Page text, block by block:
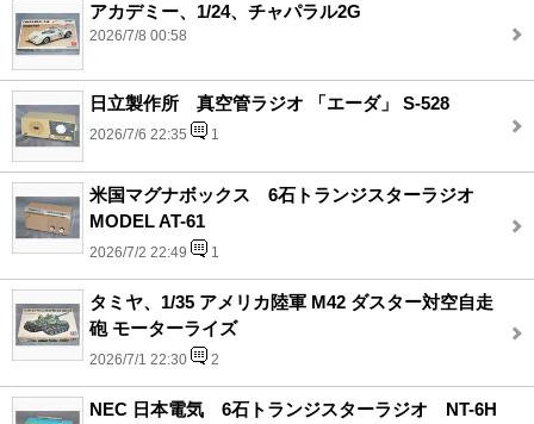
アカデミー、1/24、チャパラル2G
2026/7/8 00:58
日立製作所 真空管ラジオ 「エーダ」 S-528
2026/7/6 22:35 1
米国マグナボックス 6石トランジスターラジオ
MODEL AT-61
2026/7/2 22:49 1
タミヤ、1/35 アメリカ陸軍 M42 ダスター対空自走
砲 モーターライズ
2026/7/1 22:30 2
NEC 日本電気 6石トランジスターラジオ NT-6H